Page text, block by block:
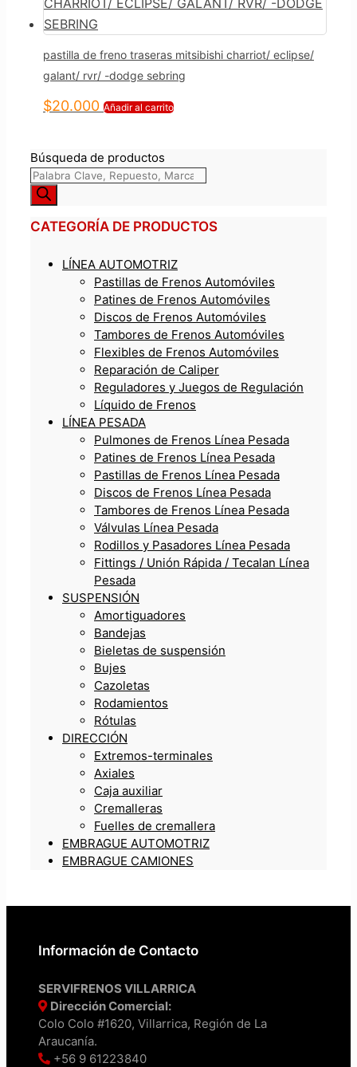
pastilla de freno traseras mitsibishi charriot/ eclipse/
galant/ rvr/ -dodge sebring
$20.000 Añadir al carrito
Búsqueda de productos
CATEGORÍA DE PRODUCTOS
LÍNEA AUTOMOTRIZ
Pastillas de Frenos Automóviles
Patines de Frenos Automóviles
Discos de Frenos Automóviles
Tambores de Frenos Automóviles
Flexibles de Frenos Automóviles
Reparación de Caliper
Reguladores y Juegos de Regulación
Líquido de Frenos
LÍNEA PESADA
Pulmones de Frenos Línea Pesada
Patines de Frenos Línea Pesada
Pastillas de Frenos Línea Pesada
Discos de Frenos Línea Pesada
Tambores de Frenos Línea Pesada
Válvulas Línea Pesada
Rodillos y Pasadores Línea Pesada
Fittings / Unión Rápida / Tecalan Línea
Pesada
SUSPENSIÓN
Amortiguadores
Bandejas
Bieletas de suspensión
Bujes
Cazoletas
Rodamientos
Rótulas
DIRECCIÓN
Extremos-terminales
Axiales
Caja auxiliar
Cremalleras
Fuelles de cremallera
EMBRAGUE AUTOMOTRIZ
EMBRAGUE CAMIONES
Información de Contacto
SERVIFRENOS VILLARRICA
Dirección Comercial:
Colo Colo #1620, Villarrica, Región de La
Araucanía.
+56 9 61223840